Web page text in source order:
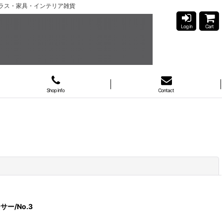
ス・家具・インテリア雑貨
Log in Cart
Shop info Contact
ー/No.3